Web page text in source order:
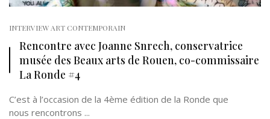
INTERVIEW ART CONTEMPORAIN
Rencontre avec Joanne Snrech, conservatrice
musée des Beaux arts de Rouen, co-commissaire
La Ronde #4
C’est à l’occasion de la 4ème édition de la Ronde que
nous rencontrons ...